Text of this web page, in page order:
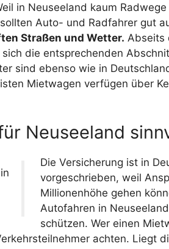
in Neuseeland kaum
Auto- und Radfahrer gut
Straßen und Wetter. Abseits
die entsprechenden
sind ebenso wie in
Mietwagen verfügen über
Neuseeland
Die Versicherung ist in
vorgeschrieben, weil
Millionenhöhe gehen
Autofahren in
schützen. Wer einen
achten. Liegt